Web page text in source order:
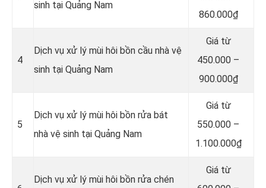
sinh tại Quảng Nam
860.000₫
4
Dịch vụ xử lý mùi hôi bồn cầu nhà vệ
sinh tại Quảng Nam
Giá từ
450.000 –
900.000₫
5
Dịch vụ xử lý mùi hôi bồn rửa bát
nhà vệ sinh tại Quảng Nam
Giá từ
550.000 –
1.100.000₫
Dịch vụ xử lý mùi hôi bồn rửa chén
Giá từ